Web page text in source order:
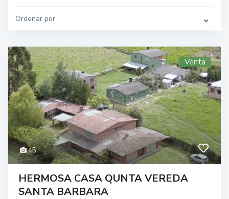
Ordenar por
45
Venta
HERMOSA CASA QUNTA VEREDA
SANTA BARBARA